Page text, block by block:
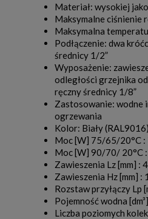
Materiał: wysokiej
Maksymalne ciśnienie
Maksymalna
Podłączenie: dwa
średnicy 1/2”
Wyposażenie:
odległości grzejnika
ręczny średnicy 1/8”
Zastosowanie: wodne
ogrzewania
Kolor: Biały (RAL9016)
Moc [W] 75/65/20°C :
Moc [W] 90/70/ 20°C
Zawieszenia Lz [mm] :
Zawieszenia Hz [mm] :
Rozstaw przyłączy Lp
Pojemność wodna
Liczba poziomych